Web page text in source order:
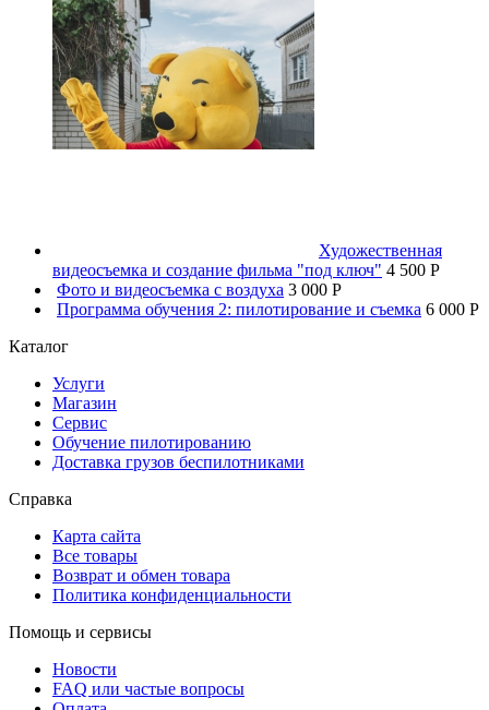
Художественная
видеосъемка и создание фильма "под ключ" 4 500 P
Фото и видеосъемка с воздуха 3 000 P
Программа обучения 2: пилотирование и съемка 6 000 P
Каталог
Услуги
Магазин
Сервис
Обучение пилотированию
Доставка грузов беспилотниками
Справка
Карта сайта
Все товары
Возврат и обмен товара
Политика конфиденциальности
Помощь и сервисы
Новости
FAQ или частые вопросы